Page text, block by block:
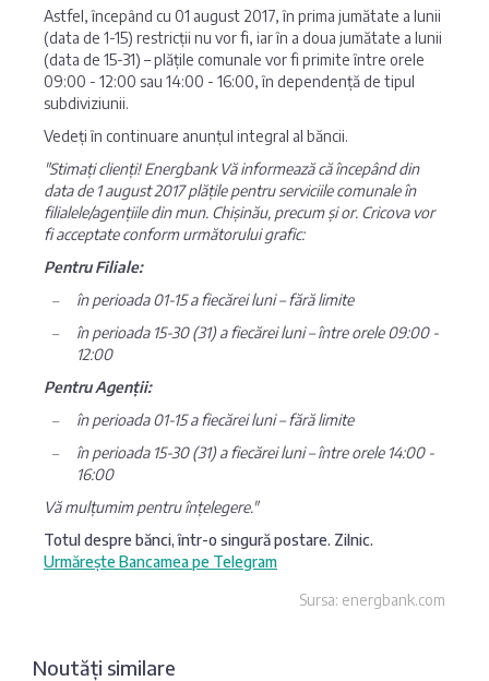
Astfel, începând cu 01 august 2017, în prima jumătate a lunii
(data de 1-15) restricții nu vor fi, iar în a doua jumătate a lunii
(data de 15-31) – plățile comunale vor fi primite între orele
09:00 - 12:00 sau 14:00 - 16:00, în dependență de tipul
subdiviziunii.
Vedeți în continuare anunțul integral al băncii.
"Stimați clienți! Energbank Vă informează că începând din
data de 1 august 2017 plățile pentru serviciile comunale în
filialele/agențiile din mun. Chișinău, precum și or. Cricova vor
fi acceptate conform următorului grafic:
Pentru Filiale:
în perioada 01-15 a fiecărei luni – fără limite
în perioada 15-30 (31) a fiecărei luni – între orele 09:00 -
12:00
Pentru Agenții:
în perioada 01-15 a fiecărei luni – fără limite
în perioada 15-30 (31) a fiecărei luni – între orele 14:00 -
16:00
Vă mulțumim pentru înțelegere."
Totul despre bănci, într-o singură postare. Zilnic.
Urmărește Bancamea pe Telegram
Sursa: energbank.com
Noutăți similare